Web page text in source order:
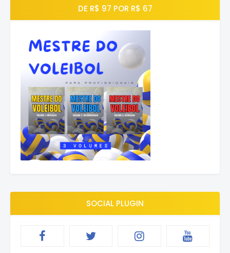
DE R$ 97 POR R$ 67
SOCIAL PLUGIN